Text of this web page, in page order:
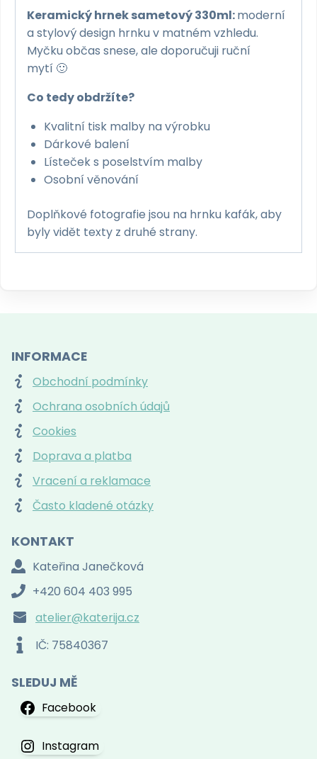
Keramický hrnek sametový 330ml:moderní
a stylový design hrnku v matném vzhledu.
Myčku občas snese, ale doporučuji ruční
mytí 🙂
Co tedy obdržíte?
Kvalitní tisk malby na výrobku
Dárkové balení
Lísteček s poselstvím malby
Osobní věnování
Doplňkové fotografie jsou na hrnku kafák, aby
byly vidět texty z druhé strany.
INFORMACE
Obchodní podmínky
Ochrana osobních údajů
Cookies
Doprava a platba
Vracení a reklamace
Často kladené otázky
KONTAKT
Kateřina Janečková
+420 604 403 995
atelier@katerija.cz
IČ: 75840367
SLEDUJ MĚ
Facebook
Instagram